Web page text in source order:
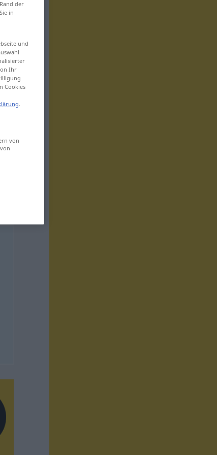
der
in
und
Ihr
Cookies
.
von